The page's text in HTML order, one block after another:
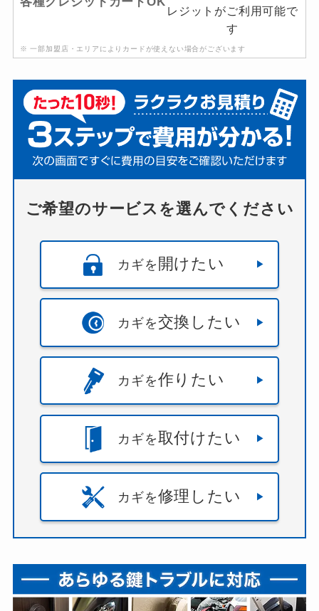
※ 一部加盟店・エリアによりカードが使えない場合がございます
ご希望のサービスを選んでください
カギを 開けたい
カギを交換したい
カギを作りたい
カギを取付けたい
カギを修理したい